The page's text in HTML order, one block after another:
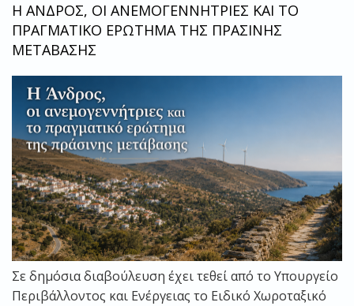
Η ΑΝΔΡΟΣ, ΟΙ ΑΝΕΜΟΓΕΝΝΗΤΡΙΕΣ ΚΑΙ ΤΟ
ΠΡΑΓΜΑΤΙΚΟ ΕΡΩΤΗΜΑ ΤΗΣ ΠΡΑΣΙΝΗΣ
ΜΕΤΑΒΑΣΗΣ
Σε δημόσια διαβούλευση έχει τεθεί από το Υπουργείο
Περιβάλλοντος και Ενέργειας το Ειδικό Χωροταξικό